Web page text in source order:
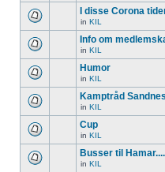
I disse Corona
in KIL
Info om
in KIL
Humor
in KIL
Kamptråd
in KIL
Cup
in KIL
Busser til Hamar....
in KIL